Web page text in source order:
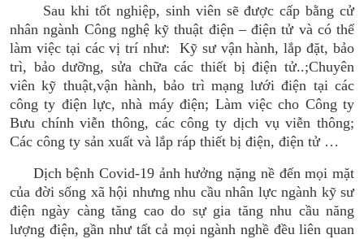
Sau khi tốt nghiệp, sinh viên sẽ được cấp bằng cử
nhân ngành Công nghệ kỹ thuật điện – điện tử và có thể
làm việc tại các vị trí như: Kỹ sư vận hành, lắp đặt, bảo
trì, bảo dưỡng, sửa chữa các thiết bị điện tử..;Chuyên
viên kỹ thuật,vận hành, bảo trì mạng lưới điện tại các
công ty điện lực, nhà máy điện; Làm việc cho Công ty
Bưu chính viễn thông, các công ty dịch vụ viễn thông;
Các công ty sản xuất và lắp ráp thiết bị điện, điện tử …
Dịch bệnh Covid-19 ảnh hưởng nặng nề đến mọi mặt
của đời sống xã hội nhưng nhu cầu nhân lực ngành kỹ sư
điện ngày càng tăng cao do sự gia tăng nhu cầu năng
lượng điện, gần như tất cả mọi ngành nghề đều liên quan